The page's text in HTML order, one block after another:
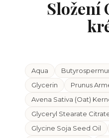
Složení
Aqua
Glycerin
Prunus
Avena Sativa (Oat)
Glyceryl Stearate
Glycine Soja Seed Oil